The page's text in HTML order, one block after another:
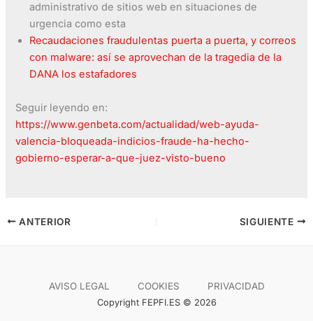
administrativo de sitios web en situaciones de
urgencia como esta
Recaudaciones fraudulentas puerta a puerta, y correos
con malware: así se aprovechan de la tragedia de la
DANA los estafadores
Seguir leyendo en:
https://www.genbeta.com/actualidad/web-ayuda-
valencia-bloqueada-indicios-fraude-ha-hecho-
gobierno-esperar-a-que-juez-visto-bueno
ANTERIOR SIGUIENTE
AVISO LEGAL COOKIES PRIVACIDAD
Copyright FEPFI.ES © 2026